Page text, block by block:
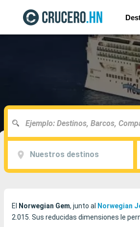
Nuestros destinos
El Norwegian Gem, junto al Norwegian
2.015. Sus reducidas dimensiones le